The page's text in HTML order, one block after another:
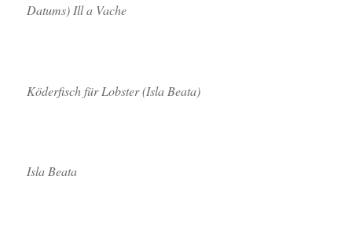
Datums) Ill a Vache
Köderfisch für Lobster (Isla Beata)
Isla Beata